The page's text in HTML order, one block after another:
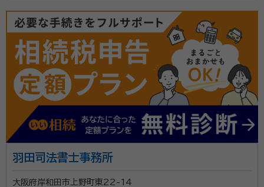
羽田司法書士事務所
大阪府岸和田市上野町東22-14